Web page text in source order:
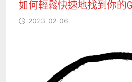
如何輕鬆快速地找到你的
2023-02-06